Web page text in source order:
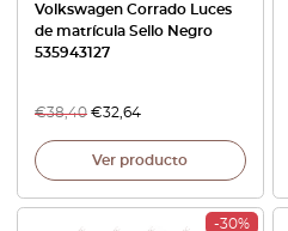
Volkswagen Corrado Luces
de matrícula Sello Negro
535943127
€38,40 €32,64
Ver producto
-30%